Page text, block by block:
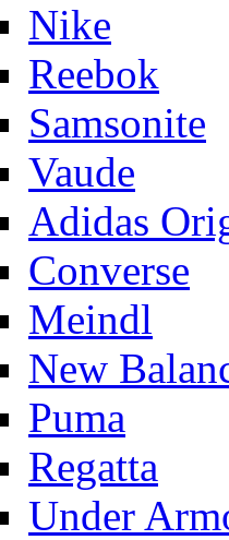
Nike
Reebok
Samsonite
Vaude
Adidas
Converse
Meindl
New
Puma
Regatta
Under